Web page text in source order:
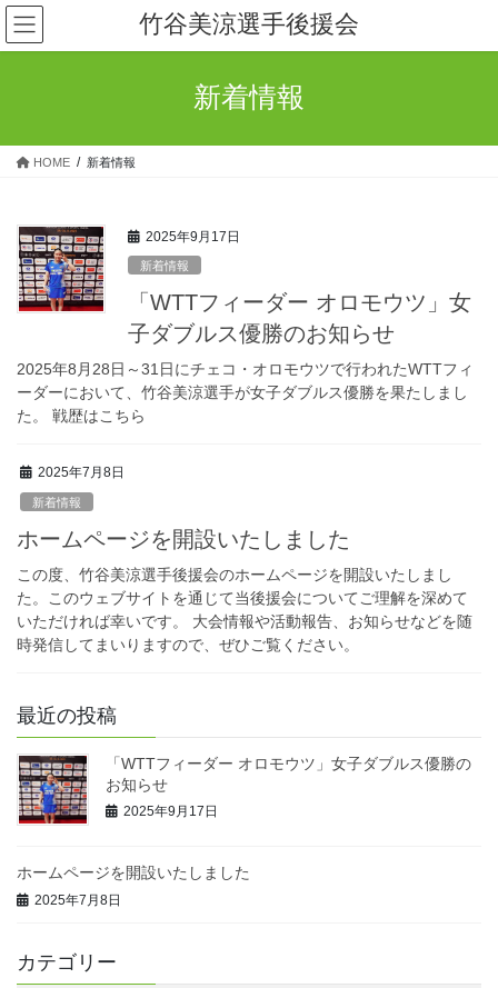
コ
ン
テ
ス
ナ
ビ
ゲ
ン
竹谷美涼選手後援会
新着情報
HOME 新着情報
2025年9月17日
新着情報
「WTTフィーダー オロモウツ」女
子ダブルス優勝のお知らせ
2025年8月28日～31日にチェコ・オロモウツで行われたWTTフィ
ーダーにおいて、竹谷美涼選手が女子ダブルス優勝を果たしまし
た。 戦歴はこちら
2025年7月8日
新着情報
ホームページを開設いたしました
この度、竹谷美涼選手後援会のホームページを開設いたしまし
た。このウェブサイトを通じて当後援会についてご理解を深めて
いただければ幸いです。 大会情報や活動報告、お知らせなどを随
時発信してまいりますので、ぜひご覧ください。
最近の投稿
「WTTフィーダー オロモウツ」女子ダブルス優勝の
お知らせ
2025年9月17日
ホームページを開設いたしました
2025年7月8日
カテゴリー